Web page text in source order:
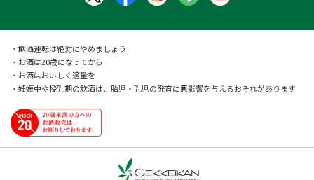
・飲酒運転は絶対にやめましょう
・お酒は20歳になってから
・お酒はおいしく適量を
・妊娠中や授乳期の飲酒は、胎児・乳児の発育に悪影響を与えるおそれがあります